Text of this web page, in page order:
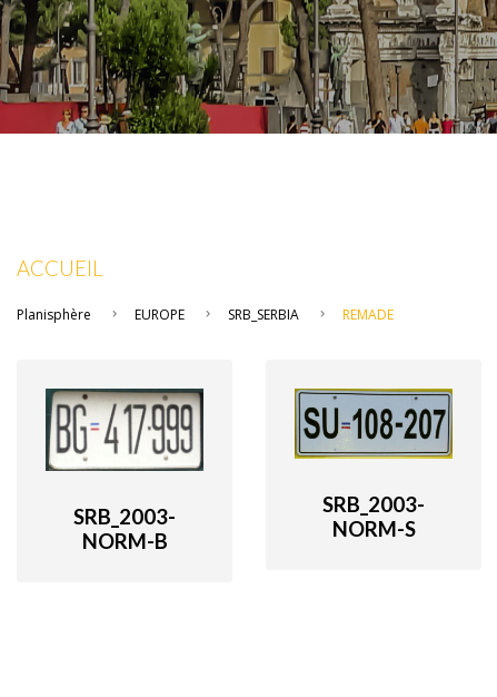
ACCUEIL
Planisphère EUROPE SRB_SERBIA REMADE
SRB_2003-
NORM-B
SRB_2003-
NORM-S